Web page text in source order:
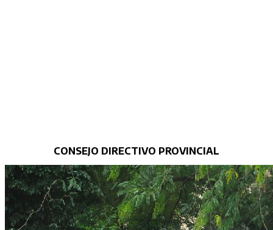
CONSEJO DIRECTIVO PROVINCIAL